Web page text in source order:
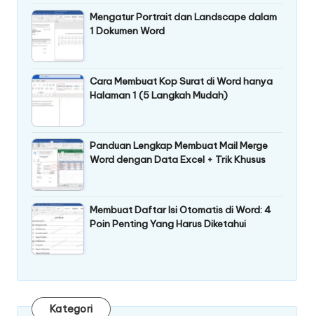
Mengatur Portrait dan Landscape dalam
1 Dokumen Word
Cara Membuat Kop Surat di Word hanya
Halaman 1 (5 Langkah Mudah)
Panduan Lengkap Membuat Mail Merge
Word dengan Data Excel + Trik Khusus
Membuat Daftar Isi Otomatis di Word: 4
Poin Penting Yang Harus Diketahui
Kategori